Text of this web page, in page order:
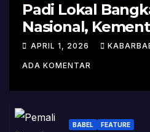
Padi Lokal
Nasional,
Kisah Sukses
Varietas
APRIL 1, 2026
ADA KOMENTAR
BABEL FEATURE